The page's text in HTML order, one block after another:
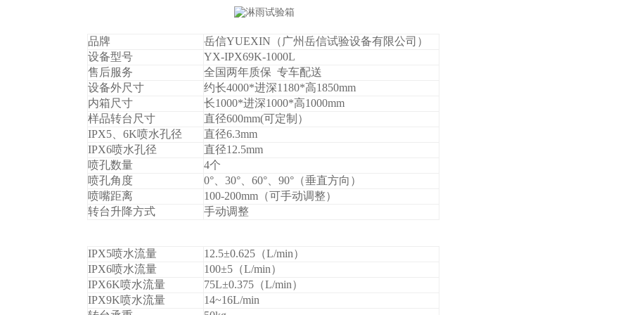
品牌
岳信YUEXIN（广州岳信试验设备有限公司）
设备型号
YX-IPX69K-1000L
售后服务
全国两年质保 专车配送
设备外尺寸
约长4000*进深1180*高1850mm
内箱尺寸
长1000*进深1000*高1000mm
样品转台尺寸
直径600mm(可定制）
IPX5、6K喷水孔径
直径6.3mm
IPX6喷水孔径
直径12.5mm
喷孔数量
4个
喷孔角度
0°、30°、60°、90°（垂直方向）
喷嘴距离
100-200mm（可手动调整）
转台升降方式
手动调整
IPX5喷水流量 12.5±0.625（L/min）
IPX6喷水流量 100±5（L/min）
IPX6K喷水流量 75L±0.375（L/min）
IPX9K喷水流量
14~16L/min